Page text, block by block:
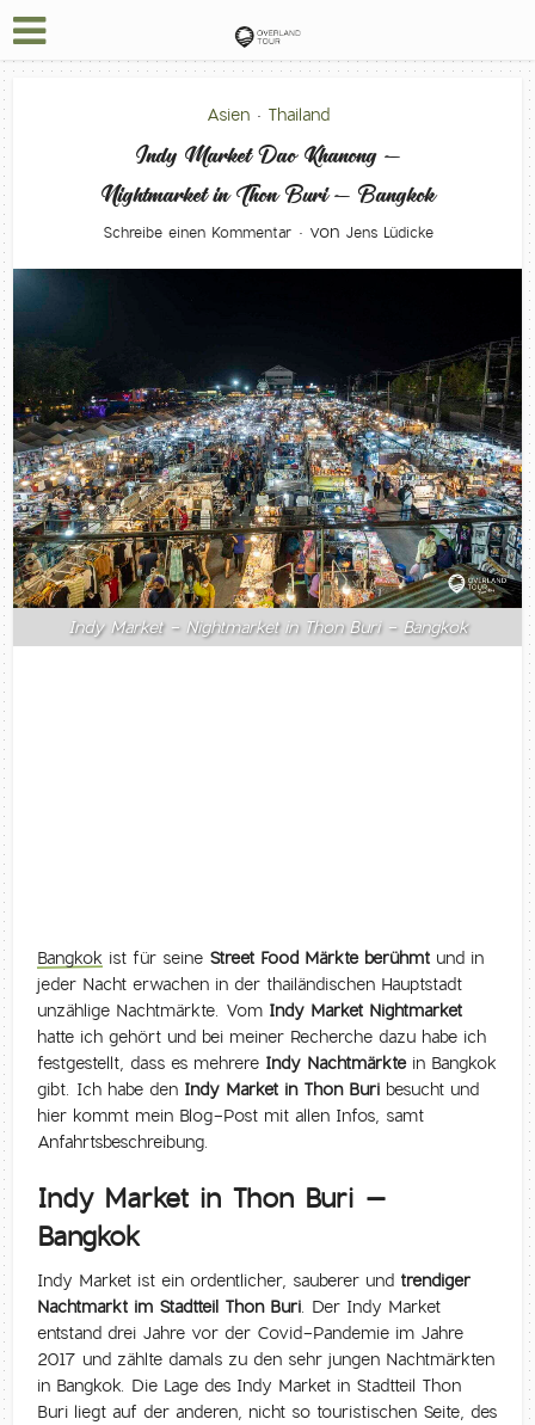
Asien • Thailand
Indy Market Dao Khanong –
Nightmarket in Thon Buri – Bangkok
Schreibe einen Kommentar von Jens Lüdicke
Indy Market - Nightmarket in Thon Buri - Bangkok
Bangkok ist für seine Street Food Märkte berühmt und in
jeder Nacht erwachen in der thailändischen Hauptstadt
unzählige Nachtmärkte. Vom Indy Market Nightmarket
hatte ich gehört und bei meiner Recherche dazu habe ich
festgestellt, dass es mehrere Indy Nachtmärktein Bangkok
gibt. Ich habe den Indy Market in Thon Buri besucht und
hier kommt mein Blog-Post mit allen Infos, samt
Anfahrtsbeschreibung.
Indy Market in Thon Buri –
Bangkok
Indy Market ist ein ordentlicher, sauberer und trendiger
Nachtmarkt im Stadtteil Thon Buri. Der Indy Market
entstand drei Jahre vor der Covid-Pandemie im Jahre
2017 und zählte damals zu den sehr jungen Nachtmärkten
in Bangkok. Die Lage des Indy Market in Stadtteil Thon
Buri liegt auf der anderen, nicht so touristischen Seite, des